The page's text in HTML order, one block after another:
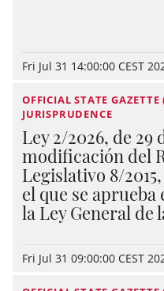
Fri Jul 31 14:00:00 CEST
OFFICIAL STATE
JURISPRUDENCE
Ley 2/2026, de 29
modificación del
Legislativo 8/
el que se
la Ley General de
Fri Jul 31 09:00:00 CEST